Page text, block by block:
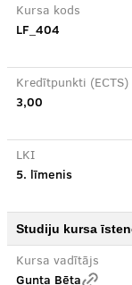
Kursa kods
LF_404
Kredītpunkti (ECTS)
3,00
LKI
5. līmenis
Studiju kursa
Kursa vadītājs
Gunta Bēta